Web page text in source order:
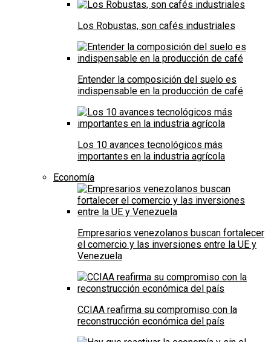
Los Robustas, son cafés industriales
Entender la composición del suelo es
indispensable en la producción de café
Los 10 avances tecnológicos más
importantes en la industria agrícola
Economía
Empresarios venezolanos buscan fortalecer
el comercio y las inversiones entre la UE y
Venezuela
CCIAA reafirma su compromiso con la
reconstrucción económica del país